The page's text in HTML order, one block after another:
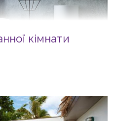
кімнати